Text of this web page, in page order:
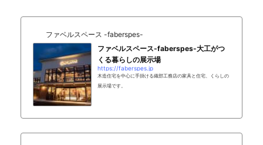
ファベルスペース -faberspes-
ファベルスペース-faberspes-大工がつ
くる暮らしの展示場
https://faberspes.jp
木造住宅を中心に手掛ける織部工務店の家具と住宅、くらしの
展示場です。